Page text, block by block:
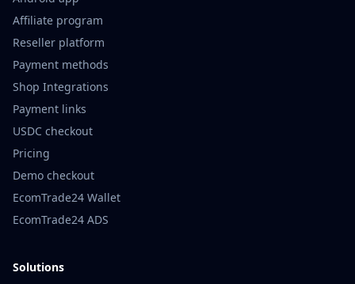
Affiliate program
Reseller platform
Payment methods
Shop Integrations
Payment links
USDC checkout
Pricing
Demo checkout
EcomTrade24 Wallet
EcomTrade24 ADS
Solutions